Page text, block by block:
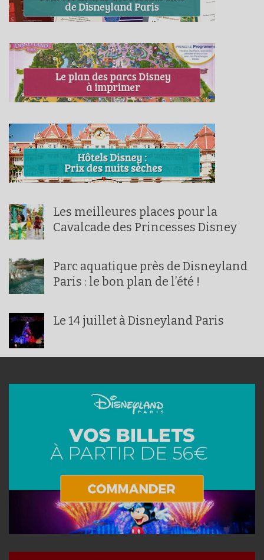
Les meilleures places pour la
Cavalcade des Princesses Disney
Parc aquatique près de Disneyland
Paris : le bon plan de l’été !
Le 14 juillet à Disneyland Paris